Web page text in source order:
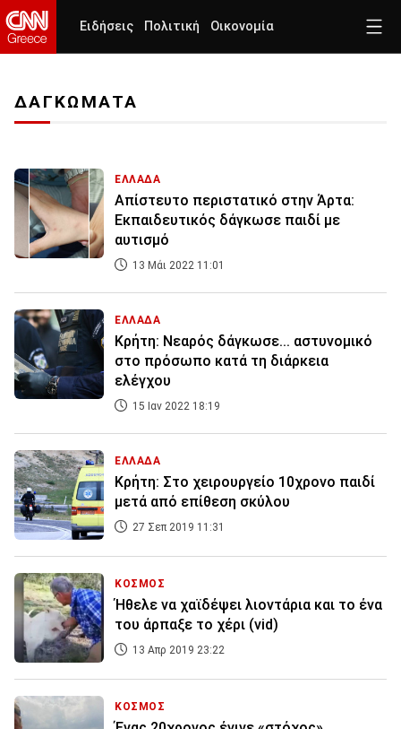
Ειδήσεις Πολιτική Οικονομία
ΔΑΓΚΩΜΑΤΑ
ΕΛΛΑΔΑ
Απίστευτο περιστατικό στην Άρτα:
Εκπαιδευτικός δάγκωσε παιδί με
αυτισμό
13 Μάι 2022 11:01
ΕΛΛΑΔΑ
Κρήτη: Νεαρός δάγκωσε... αστυνομικό
στο πρόσωπο κατά τη διάρκεια
ελέγχου
15 Ιαν 2022 18:19
ΕΛΛΑΔΑ
Κρήτη: Στο χειρουργείο 10χρονο παιδί
μετά από επίθεση σκύλου
27 Σεπ 2019 11:31
ΚΟΣΜΟΣ
Ήθελε να χαϊδέψει λιοντάρια και το ένα
του άρπαξε το χέρι (vid)
13 Απρ 2019 23:22
ΚΟΣΜΟΣ